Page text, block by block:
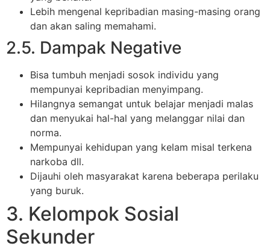
Lebih mengenal kepribadian masing-masing orang
dan akan saling memahami.
2.5. Dampak Negative
Bisa tumbuh menjadi sosok individu yang
mempunyai kepribadian menyimpang.
Hilangnya semangat untuk belajar menjadi malas
dan menyukai hal-hal yang melanggar nilai dan
norma.
Mempunyai kehidupan yang kelam misal terkena
narkoba dll.
Dijauhi oleh masyarakat karena beberapa perilaku
yang buruk.
3. Kelompok Sosial
Sekunder